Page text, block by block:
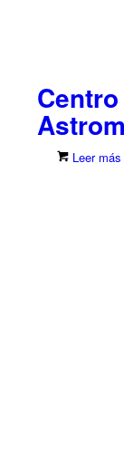
Leer más